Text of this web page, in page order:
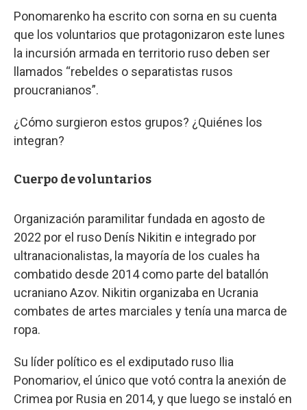
Ponomarenko ha escrito con sorna en su cuenta
que los voluntarios que protagonizaron este lunes
la incursión armada en territorio ruso deben ser
llamados “rebeldes o separatistas rusos
proucranianos”.
¿Cómo surgieron estos grupos? ¿Quiénes los
integran?
Cuerpo de voluntarios
Organización paramilitar fundada en agosto de
2022 por el ruso Denís Nikitin e integrado por
ultranacionalistas, la mayoría de los cuales ha
combatido desde 2014 como parte del batallón
ucraniano Azov. Nikitin organizaba en Ucrania
combates de artes marciales y tenía una marca de
ropa.
Su líder político es el exdiputado ruso Ilia
Ponomariov, el único que votó contra la anexión de
Crimea por Rusia en 2014, y que luego se instaló en